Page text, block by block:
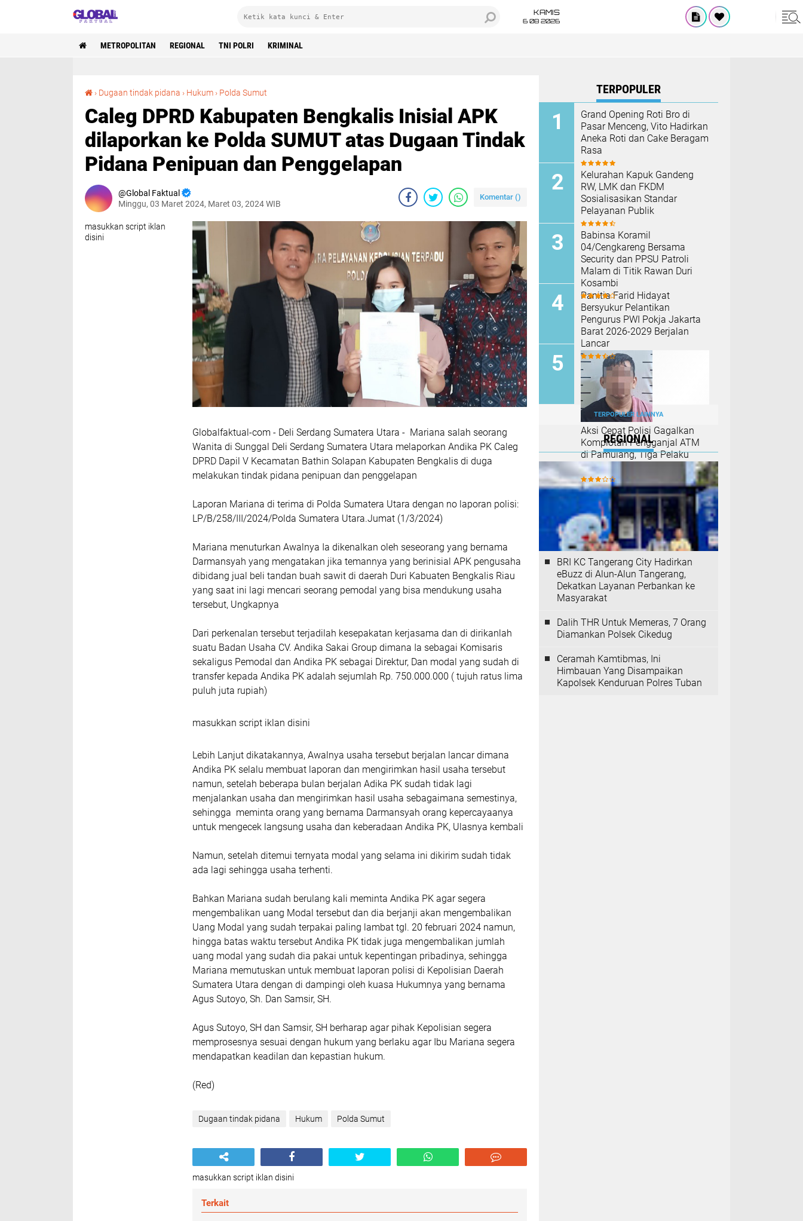
KAMIS
6 08 2026
METROPOLITAN REGIONAL TNI POLRI KRIMINAL
› Dugaan tindak pidana › Hukum › Polda Sumut
Caleg DPRD Kabupaten Bengkalis Inisial APK
dilaporkan ke Polda SUMUT atas Dugaan Tindak
Pidana Penipuan dan Penggelapan
Global Faktual
Minggu, 03 Maret 2024, Maret 03, 2024 WIB
Komentar ()
masukkan script iklan
disini
Globalfaktual-com - Deli Serdang Sumatera Utara - Mariana salah seorang
Wanita di Sunggal Deli Serdang Sumatera Utara melaporkan Andika PK Caleg
DPRD Dapil V Kecamatan Bathin Solapan Kabupaten Bengkalis di duga
melakukan tindak pidana penipuan dan penggelapan
Laporan Mariana di terima di Polda Sumatera Utara dengan no laporan polisi:
LP/B/258/III/2024/Polda Sumatera Utara.Jumat (1/3/2024)
Mariana menuturkan Awalnya Ia dikenalkan oleh seseorang yang bernama
Darmansyah yang mengatakan jika temannya yang berinisial APK pengusaha
dibidang jual beli tandan buah sawit di daerah Duri Kabuaten Bengkalis Riau
yang saat ini lagi mencari seorang pemodal yang bisa mendukung usaha
tersebut, Ungkapnya
Dari perkenalan tersebut terjadilah kesepakatan kerjasama dan di dirikanlah
suatu Badan Usaha CV. Andika Sakai Group dimana Ia sebagai Komisaris
sekaligus Pemodal dan Andika PK sebagai Direktur, Dan modal yang sudah di
transfer kepada Andika PK adalah sejumlah Rp. 750.000.000 ( tujuh ratus lima
puluh juta rupiah)
masukkan script iklan disini
Lebih Lanjut dikatakannya, Awalnya usaha tersebut berjalan lancar dimana
Andika PK selalu membuat laporan dan mengirimkan hasil usaha tersebut
namun, setelah beberapa bulan berjalan Adika PK sudah tidak lagi
menjalankan usaha dan mengirimkan hasil usaha sebagaimana semestinya,
sehingga meminta orang yang bernama Darmansyah orang kepercayaanya
untuk mengecek langsung usaha dan keberadaan Andika PK, Ulasnya kembali
Namun, setelah ditemui ternyata modal yang selama ini dikirim sudah tidak
ada lagi sehingga usaha terhenti.
Bahkan Mariana sudah berulang kali meminta Andika PK agar segera
mengembalikan uang Modal tersebut dan dia berjanji akan mengembalikan
Uang Modal yang sudah terpakai paling lambat tgl. 20 februari 2024 namun,
hingga batas waktu tersebut Andika PK tidak juga mengembalikan jumlah
uang modal yang sudah dia pakai untuk kepentingan pribadinya, sehingga
Mariana memutuskan untuk membuat laporan polisi di Kepolisian Daerah
Sumatera Utara dengan di dampingi oleh kuasa Hukumnya yang bernama
Agus Sutoyo, Sh. Dan Samsir, SH.
Agus Sutoyo, SH dan Samsir, SH berharap agar pihak Kepolisian segera
memprosesnya sesuai dengan hukum yang berlaku agar Ibu Mariana segera
mendapatkan keadilan dan kepastian hukum.
(Red)
Dugaan tindak pidana Hukum Polda Sumut
masukkan script iklan disini
Terkait
TERPOPULER
Grand Opening Roti Bro di
Pasar Menceng, Vito Hadirkan
Aneka Roti dan Cake Beragam
Rasa
Kelurahan Kapuk Gandeng
RW, LMK dan FKDM
Sosialisasikan Standar
Pelayanan Publik
Babinsa Koramil
04/Cengkareng Bersama
Security dan PPSU Patroli
Malam di Titik Rawan Duri
Kosambi
Panitia Farid Hidayat
Bersyukur Pelantikan
Pengurus PWI Pokja Jakarta
Barat 2026-2029 Berjalan
Lancar
Aksi Cepat Polisi Gagalkan
Komplotan Pengganjal ATM
di Pamulang, Tiga Pelaku
Ditangkap
TERPOPULER LAINNYA
REGIONAL
BRI KC Tangerang City Hadirkan
eBuzz di Alun-Alun Tangerang,
Dekatkan Layanan Perbankan ke
Masyarakat
Dalih THR Untuk Memeras, 7 Orang
Diamankan Polsek Cikedug
Ceramah Kamtibmas, Ini
Himbauan Yang Disampaikan
Kapolsek Kenduruan Polres Tuban